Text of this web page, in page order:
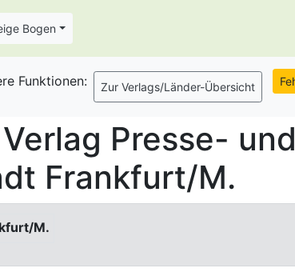
Bogen
Funktionen:
Presse- und
Frankfurt/M.
M.